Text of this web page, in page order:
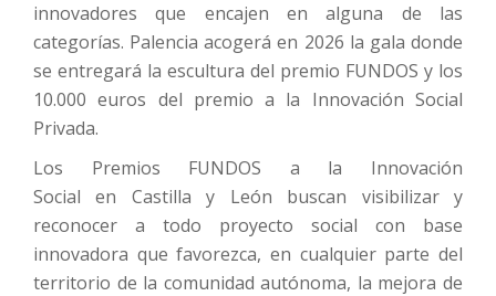
innovadores que encajen en alguna de las
categorías. Palencia acogerá en 2026 la gala donde
se entregará la escultura del premio FUNDOS y los
10.000 euros del premio a la Innovación Social
Privada.
Los Premios FUNDOS a la Innovación
Social en Castilla y León buscan visibilizar y
reconocer a todo proyecto social con base
innovadora que favorezca, en cualquier parte del
territorio de la comunidad autónoma, la mejora de